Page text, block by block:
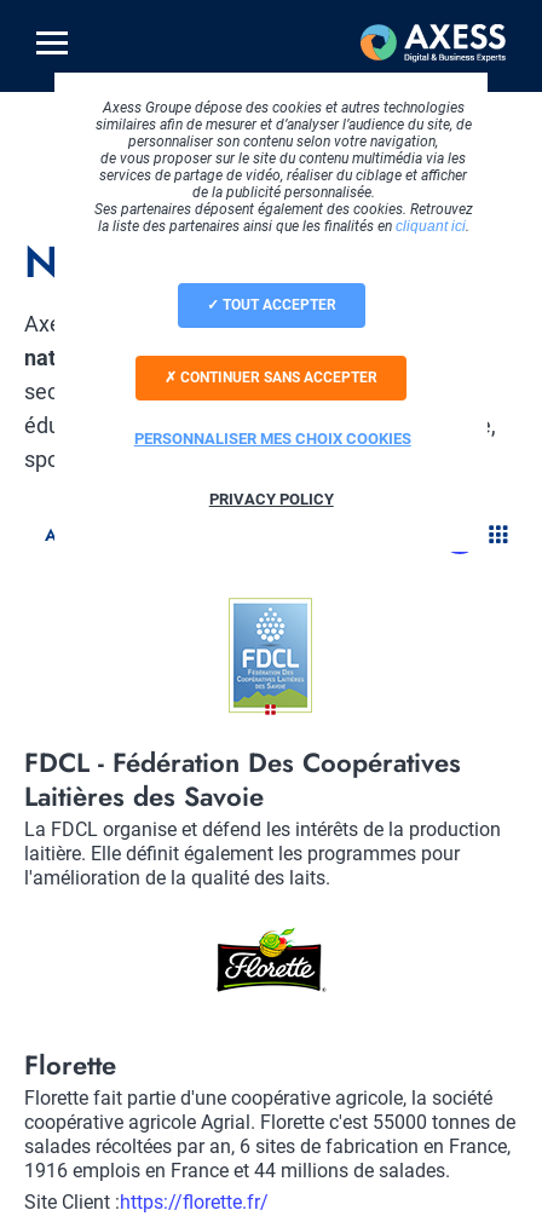
contenu
principal
Accueil Nos références Agricole
Nos références
Axess compte aujourd’hui plus de6000 clients
nationaux et internationauxissus de divers
secteurs d’activité : distribution automobile,
éducation, formation, santé, immobilier, industrie,
sport...
AGRICOLE
Logo
Title
FDCL - Fédération Des Coopératives
Laitières des Savoie
Description
La FDCL organise et défend les intérêts de la production
laitière. Elle définit également les programmes pour
l'amélioration de la qualité des laits.
Title
Florette
Description
Florette fait partie d'une coopérative agricole, la société
coopérative agricole Agrial. Florette c'est 55000 tonnes de
salades récoltées par an, 6 sites de fabrication en France,
1916 emplois en France et 44 millions de salades.
Site Client :Lien
https://florette.fr/
Axess Groupe dépose des cookies et autres technologies
similaires afin de mesurer et d’analyser l’audience du site, de
personnaliser son contenu selon votre navigation,
de vous proposer sur le site du contenu multimédia via les
services de partage de vidéo, réaliser du ciblage et afficher
de la publicité personnalisée.
Ses partenaires déposent également des cookies. Retrouvez
la liste des partenaires ainsi que les finalités en cliquant ici.
TOUT ACCEPTER
CONTINUER SANS ACCEPTER
PERSONNALISER MES CHOIX COOKIES
PRIVACY POLICY